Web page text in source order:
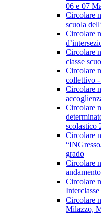
06 e 07
Circolare
scuola
Circolare
Circolare
classe
Circolare
collettivo -
Circolare
Circolare
scolastico
Circolare
grado
Circolare
Circolare
Circolare
Milazzo,